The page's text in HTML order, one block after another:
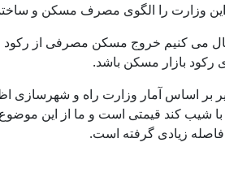
وزارت را الگوی مصرف مسکن و
می کنیم خروج مسکن مصرفی از
رکود بازار مسکن باشد.
ماه های اخیر بر اساس آمار وزارت راه و
شیب کند قیمتی است و ما از این
زیادی گرفته است.